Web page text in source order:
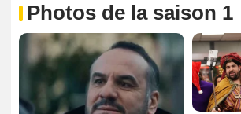
Photos de la saison 1